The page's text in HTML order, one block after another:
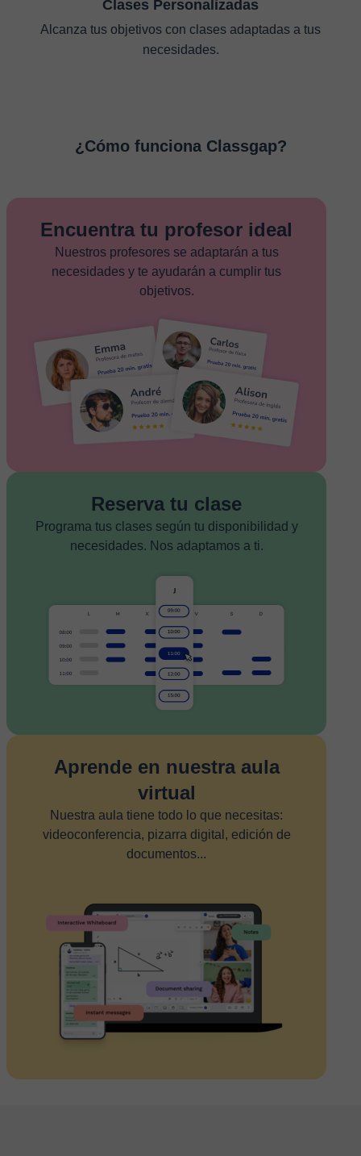
Clases Personalizadas
Alcanza tus objetivos con clases adaptadas a tus
necesidades.
¿Cómo funciona Classgap?
Encuentra tu profesor ideal
Nuestros profesores se adaptarán a tus
necesidades y te ayudarán a cumplir tus
objetivos.
Reserva tu clase
Programa tus clases según tu disponibilidad y
necesidades. Nos adaptamos a ti.
Aprende en nuestra aula
virtual
Nuestra aula tiene todo lo que necesitas:
videoconferencia, pizarra digital, edición de
documentos...